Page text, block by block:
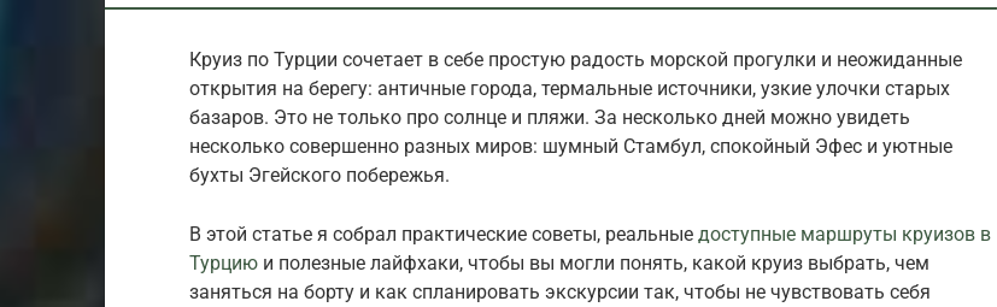
Круиз по Турции сочетает в себе простую радость морской прогулки и неожиданные
открытия на берегу: античные города, термальные источники, узкие улочки старых
базаров. Это не только про солнце и пляжи. За несколько дней можно увидеть
несколько совершенно разных миров: шумный Стамбул, спокойный Эфес и уютные
бухты Эгейского побережья.
В этой статье я собрал практические советы, реальные доступные маршруты круизов в
Турцию и полезные лайфхаки, чтобы вы могли понять, какой круиз выбрать, чем
заняться на борту и как спланировать экскурсии так, чтобы не чувствовать себя